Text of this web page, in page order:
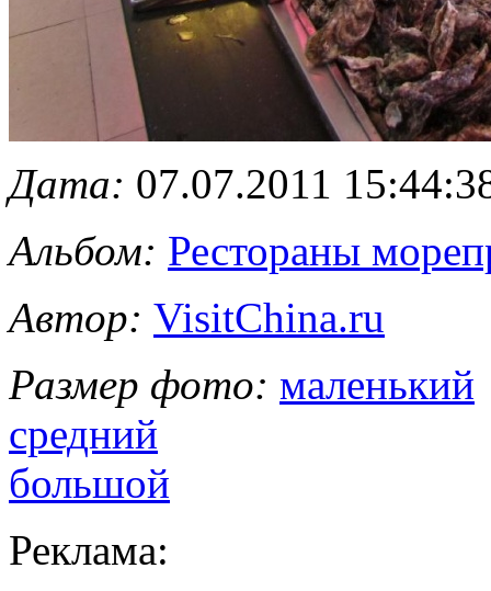
Дата: 07.07.2011
Альбом: Рестораны
Автор: VisitChina.ru
Размер фото: маленький
средний
большой
Реклама: